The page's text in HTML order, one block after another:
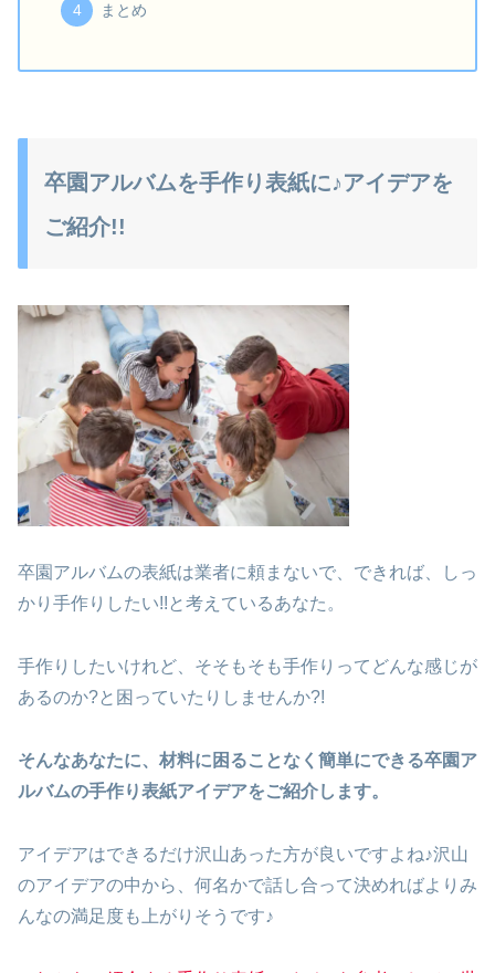
まとめ
卒園アルバムを手作り表紙に♪アイデアを
ご紹介!!
卒園アルバムの表紙は業者に頼まないで、できれば、しっ
かり手作りしたい!!と考えているあなた。
手作りしたいけれど、そそもそも手作りってどんな感じが
あるのか?と困っていたりしませんか?!
そんなあなたに、材料に困ることなく簡単にできる卒園ア
ルバムの手作り表紙アイデアをご紹介します。
アイデアはできるだけ沢山あった方が良いですよね♪沢山
のアイデアの中から、何名かで話し合って決めればよりみ
んなの満足度も上がりそうです♪